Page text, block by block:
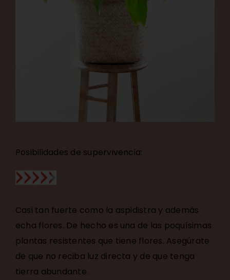
Posibilidades de supervivencia:
Casi tan fuerte como la aspidistra y además
echa flores. De hecho es una de las poquísimas
plantas resistentes que tiene flores. Asegúrate
de que no reciba luz directa y de que tenga
tierra abundante.